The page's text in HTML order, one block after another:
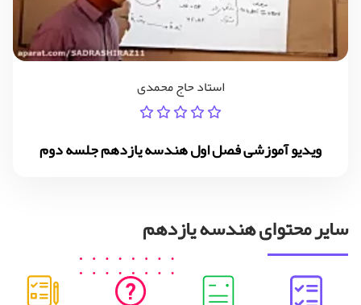
استاد حاج محمدی
ویدیو آموزشی فصل اول هندسه یازدهم جلسه دوم
سایر محتوای هندسه یازدهم